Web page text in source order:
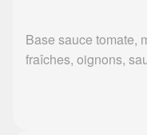
Base sauce tomate,
fraîches, oignons,